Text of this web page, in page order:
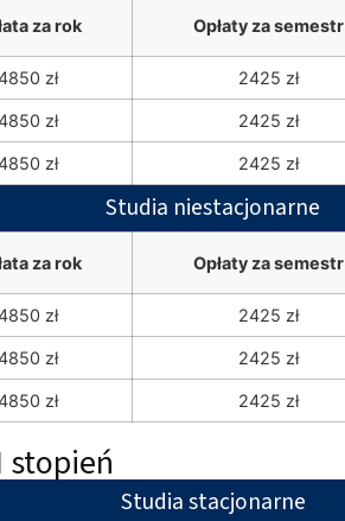
za rok Opłaty za semestr
zł 2425 zł
zł 2425 zł
zł 2425 zł
Studia niestacjonarne
za rok Opłaty za semestr
zł 2425 zł
zł 2425 zł
zł 2425 zł
stopień
Studia stacjonarne